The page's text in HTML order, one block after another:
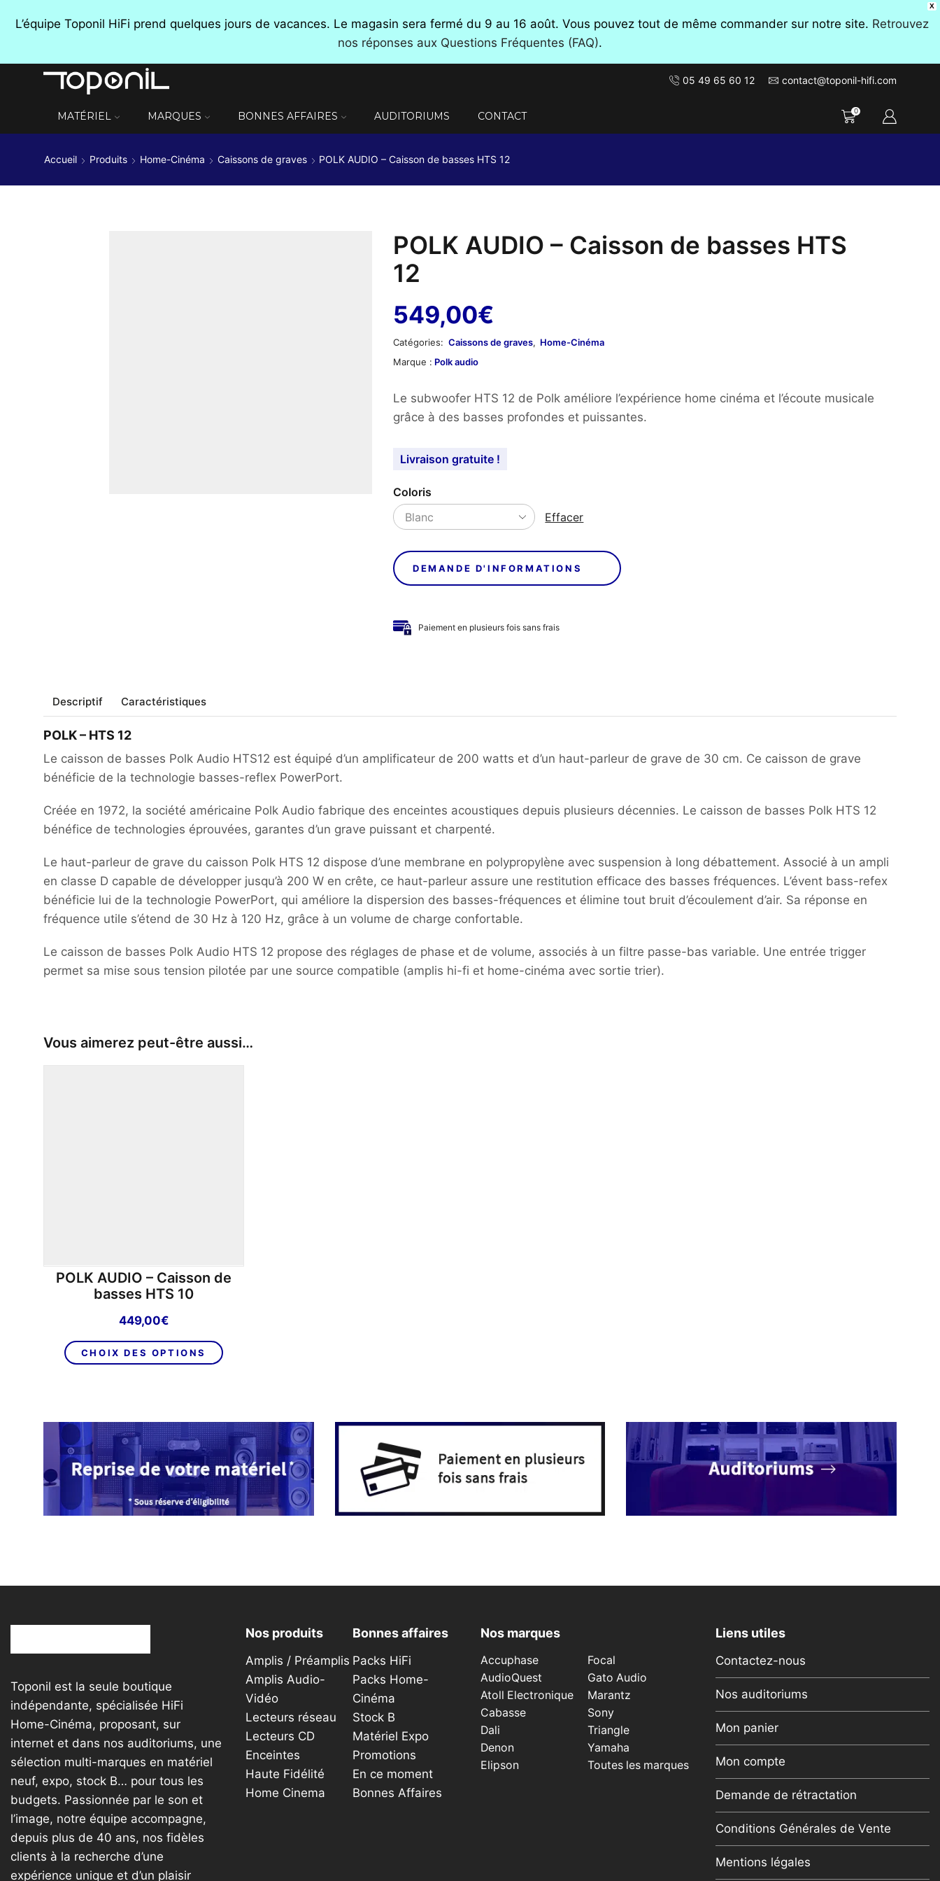
X
L’équipe Toponil HiFi prend quelques jours de vacances. Le magasin sera fermé du 9 au 16 août. Vous pouvez tout de même commander sur notre site. Retrouvez
nos réponses aux Questions Fréquentes (FAQ).
05 49 65 60 12 contact@toponil-hifi.com
MATÉRIEL MARQUES BONNES AFFAIRES AUDITORIUMS CONTACT 0
Accueil Produits Home-Cinéma Caissons de graves POLK AUDIO – Caisson de basses HTS 12
POLK AUDIO – Caisson de basses HTS
12
549,00€
Catégories: Caissons de graves, Home-Cinéma
Marque : Polk audio
Le subwoofer HTS 12 de Polk améliore l’expérience home cinéma et l’écoute musicale
grâce à des basses profondes et puissantes.
Livraison gratuite !
Coloris
Effacer
DEMANDE D'INFORMATIONS
Paiement en plusieurs fois sans frais
Descriptif Caractéristiques
POLK – HTS 12
Le caisson de basses Polk Audio HTS12 est équipé d’un amplificateur de 200 watts et d’un haut-parleur de grave de 30 cm. Ce caisson de grave
bénéficie de la technologie basses-reflex PowerPort.
Créée en 1972, la société américaine Polk Audio fabrique des enceintes acoustiques depuis plusieurs décennies. Le caisson de basses Polk HTS 12
bénéfice de technologies éprouvées, garantes d’un grave puissant et charpenté.
Le haut-parleur de grave du caisson Polk HTS 12 dispose d’une membrane en polypropylène avec suspension à long débattement. Associé à un ampli
en classe D capable de développer jusqu’à 200 W en crête, ce haut-parleur assure une restitution efficace des basses fréquences. L’évent bass-refex
bénéficie lui de la technologie PowerPort, qui améliore la dispersion des basses-fréquences et élimine tout bruit d’écoulement d’air. Sa réponse en
fréquence utile s’étend de 30 Hz à 120 Hz, grâce à un volume de charge confortable.
Le caisson de basses Polk Audio HTS 12 propose des réglages de phase et de volume, associés à un filtre passe-bas variable. Une entrée trigger
permet sa mise sous tension pilotée par une source compatible (amplis hi-fi et home-cinéma avec sortie trier).
Vous aimerez peut-être aussi…
POLK AUDIO – Caisson de
basses HTS 10
449,00€
CHOIX DES OPTIONS
produit
Les
options
peuvent
être
choisies
sur
Toponil est la seule boutique
indépendante, spécialisée HiFi
Home-Cinéma, proposant, sur
internet et dans nos auditoriums, une
sélection multi-marques en matériel
neuf, expo, stock B… pour tous les
budgets. Passionnée par le son et
l’image, notre équipe accompagne,
depuis plus de 40 ans, nos fidèles
clients à la recherche d’une
expérience unique et d’un plaisir
Nos produits
Amplis / Préamplis
Amplis Audio-
Vidéo
Lecteurs réseau
Lecteurs CD
Enceintes
Haute Fidélité
Home Cinema
Bonnes affaires
Packs HiFi
Packs Home-
Cinéma
Stock B
Matériel Expo
Promotions
En ce moment
Bonnes Affaires
Nos marques
Accuphase
AudioQuest
Atoll Electronique
Cabasse
Dali
Denon
Elipson
Focal
Gato Audio
Marantz
Sony
Triangle
Yamaha
Toutes les marques
Liens utiles
Contactez-nous
Nos auditoriums
Mon panier
Mon compte
Demande de rétractation
Conditions Générales de Vente
Mentions légales